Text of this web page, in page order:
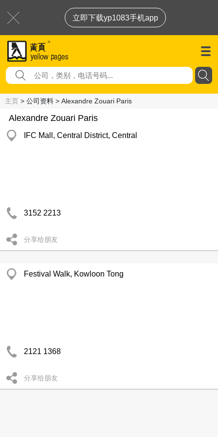
立即下载yp1083手机app
主页 > 公司资料 > Alexandre Zouari Paris
Alexandre Zouari Paris
IFC Mall, Central District, Central
3152 2213
分享给朋友
Festival Walk, Kowloon Tong
2121 1368
分享给朋友